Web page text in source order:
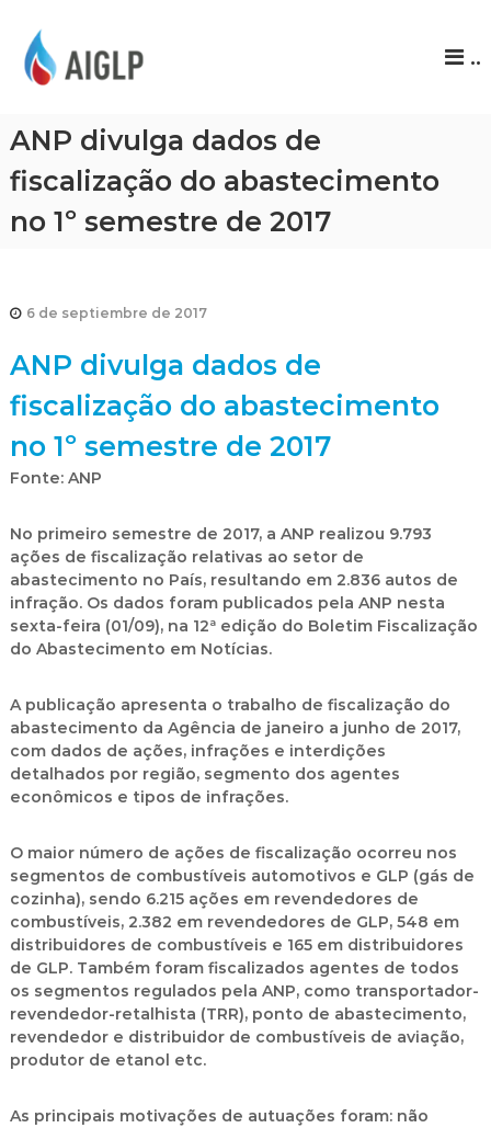
P
..
ANP divulga dados de
fiscalização do abastecimento
no 1º semestre de 2017
6 de septiembre de 2017
ANP divulga dados de
fiscalização do abastecimento
no 1º semestre de 2017
Fonte: ANP
No primeiro semestre de 2017, a ANP realizou 9.793
ações de fiscalização relativas ao setor de
abastecimento no País, resultando em 2.836 autos de
infração. Os dados foram publicados pela ANP nesta
sexta-feira (01/09), na 12ª edição do Boletim Fiscalização
do Abastecimento em Notícias.
A publicação apresenta o trabalho de fiscalização do
abastecimento da Agência de janeiro a junho de 2017,
com dados de ações, infrações e interdições
detalhados por região, segmento dos agentes
econômicos e tipos de infrações.
O maior número de ações de fiscalização ocorreu nos
segmentos de combustíveis automotivos e GLP (gás de
cozinha), sendo 6.215 ações em revendedores de
combustíveis, 2.382 em revendedores de GLP, 548 em
distribuidores de combustíveis e 165 em distribuidores
de GLP. Também foram fiscalizados agentes de todos
os segmentos regulados pela ANP, como transportador-
revendedor-retalhista (TRR), ponto de abastecimento,
revendedor e distribuidor de combustíveis de aviação,
produtor de etanol etc.
As principais motivações de autuações foram: não